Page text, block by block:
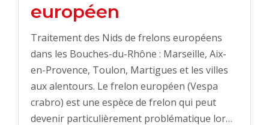
européen
Traitement des Nids de frelons européens
dans les Bouches-du-Rhône : Marseille, Aix-
en-Provence, Toulon, Martigues et les villes
aux alentours. Le frelon européen (Vespa
crabro) est une espèce de frelon qui peut
devenir particulièrement problématique lor…